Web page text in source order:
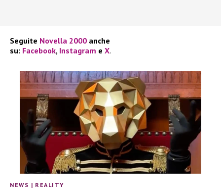
Seguite Novella 2000 anche
su: Facebook, Instagram e X.
NEWS | REALITY